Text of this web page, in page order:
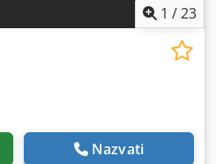
1 /23
Nazvati